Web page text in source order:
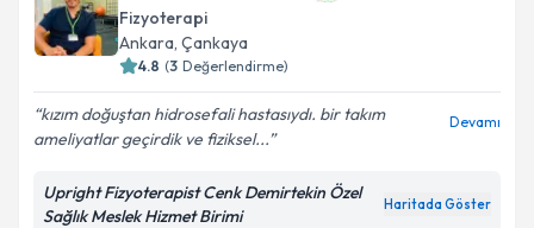
Fizyoterapi
Ankara, Çankaya
4.8 (3 Değerlendirme)
kızım doğuştan hidrosefali hastasıydı. bir takım
ameliyatlar geçirdik ve fiziksel...
Devamı
Upright Fizyoterapist Cenk Demirtekin Özel
Sağlık Meslek Hizmet Birimi
Haritada Göster